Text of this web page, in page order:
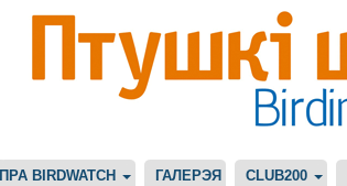
ПРА BIRDWATCH ГАЛЕРЭЯ CLUB200